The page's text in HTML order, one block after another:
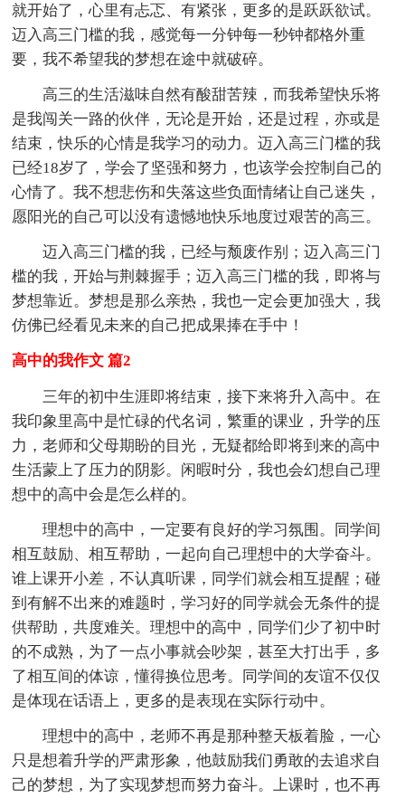
就开始了，心里有忐忑、有紧张，更多的是跃跃欲试。
迈入高三门槛的我，感觉每一分钟每一秒钟都格外重
要，我不希望我的梦想在途中就破碎。
高三的生活滋味自然有酸甜苦辣，而我希望快乐将
是我闯关一路的伙伴，无论是开始，还是过程，亦或是
结束，快乐的心情是我学习的动力。迈入高三门槛的我
已经18岁了，学会了坚强和努力，也该学会控制自己的
心情了。我不想悲伤和失落这些负面情绪让自己迷失，
愿阳光的自己可以没有遗憾地快乐地度过艰苦的高三。
迈入高三门槛的我，已经与颓废作别；迈入高三门
槛的我，开始与荆棘握手；迈入高三门槛的我，即将与
梦想靠近。梦想是那么亲热，我也一定会更加强大，我
仿佛已经看见未来的自己把成果捧在手中！
高中的我作文 篇2
三年的初中生涯即将结束，接下来将升入高中。在
我印象里高中是忙碌的代名词，繁重的课业，升学的压
力，老师和父母期盼的目光，无疑都给即将到来的高中
生活蒙上了压力的阴影。闲暇时分，我也会幻想自己理
想中的高中会是怎么样的。
理想中的高中，一定要有良好的学习氛围。同学间
相互鼓励、相互帮助，一起向自己理想中的大学奋斗。
谁上课开小差，不认真听课，同学们就会相互提醒；碰
到有解不出来的难题时，学习好的同学就会无条件的提
供帮助，共度难关。理想中的高中，同学们少了初中时
的不成熟，为了一点小事就会吵架，甚至大打出手，多
了相互间的体谅，懂得换位思考。同学间的友谊不仅仅
是体现在话语上，更多的是表现在实际行动中。
理想中的高中，老师不再是那种整天板着脸，一心
只是想着升学的严肃形象，他鼓励我们勇敢的去追求自
己的梦想，为了实现梦想而努力奋斗。上课时，也不再